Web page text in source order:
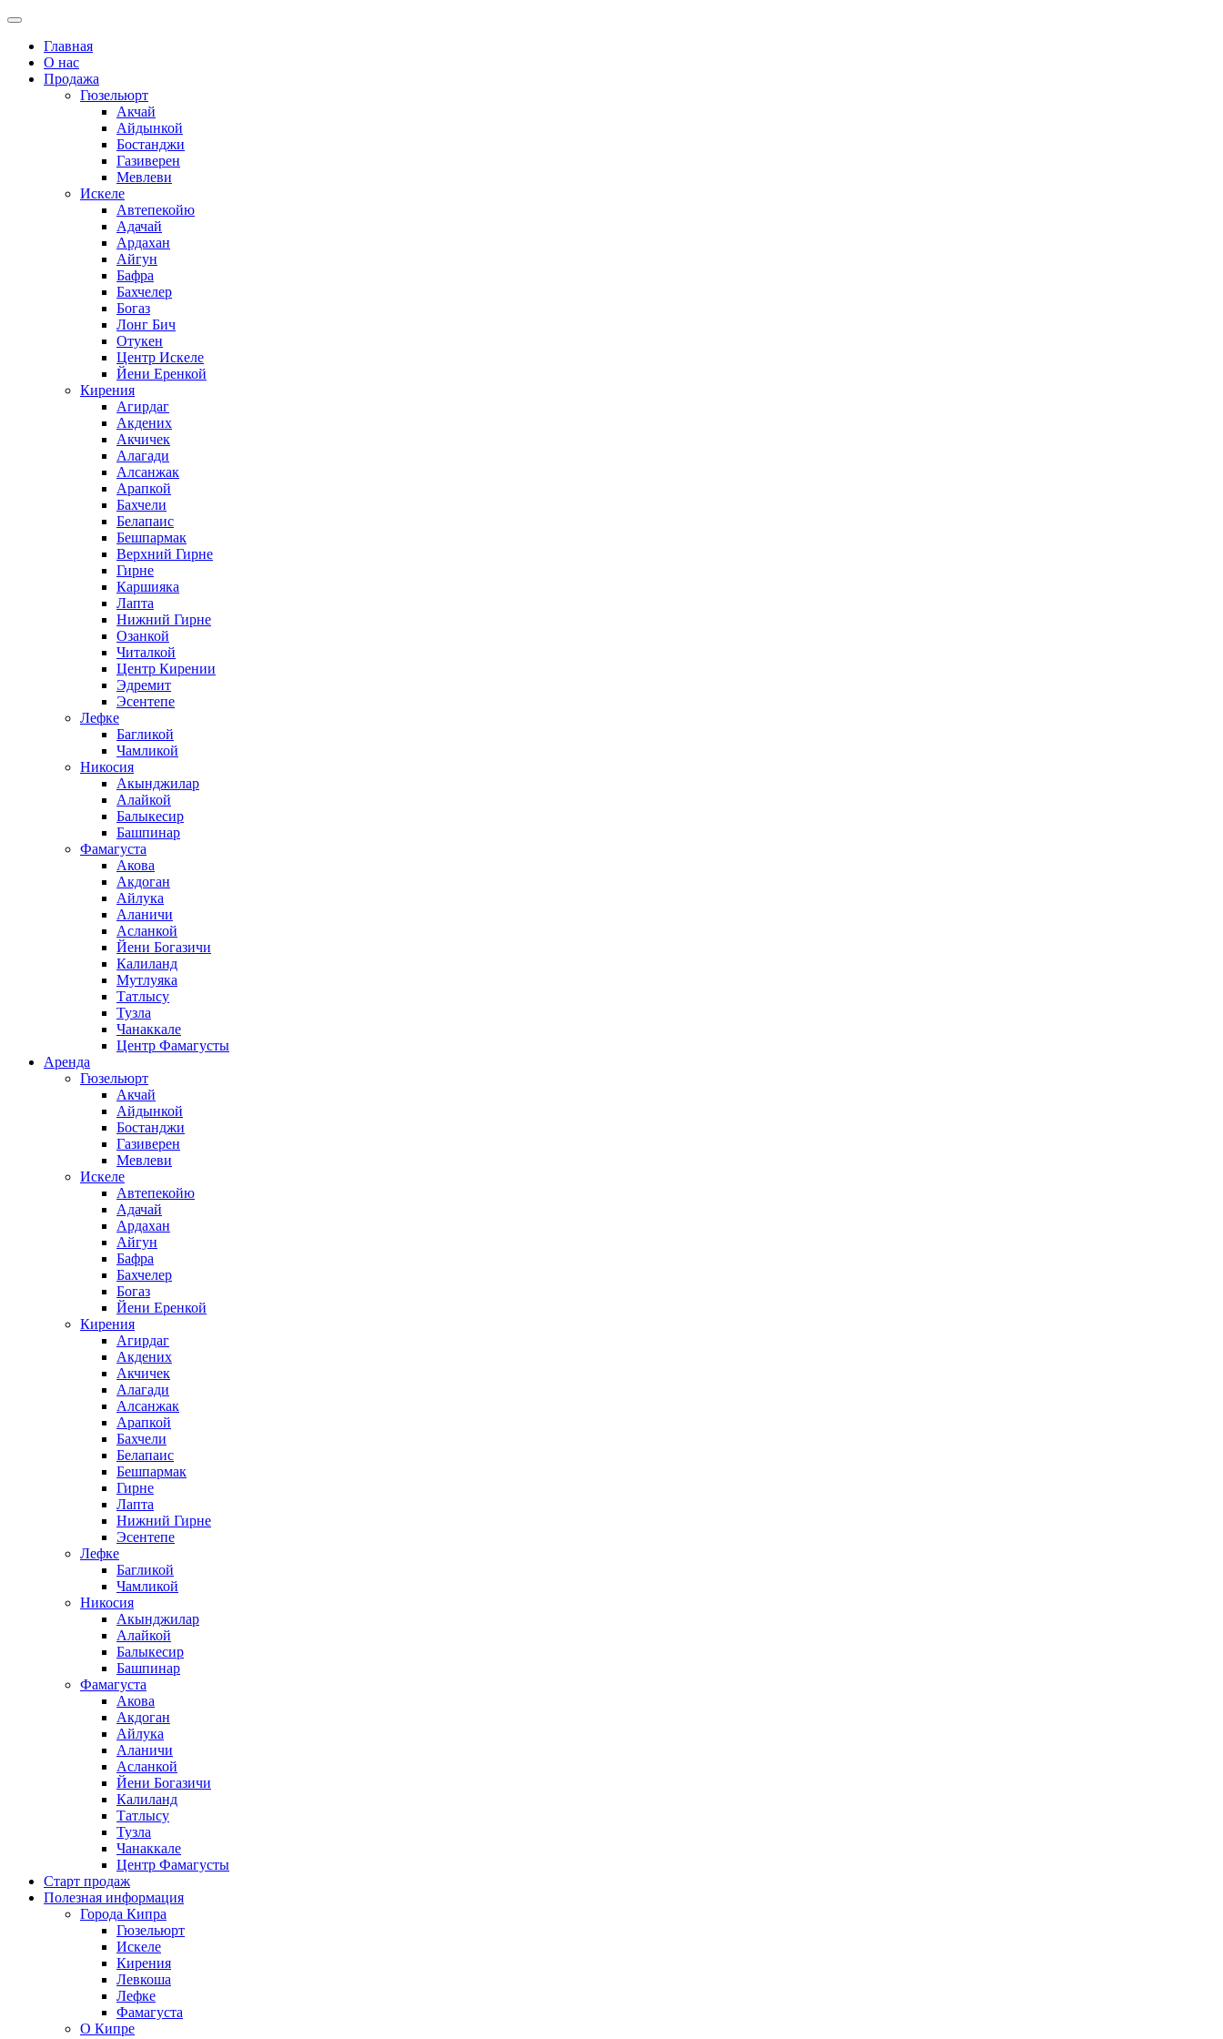
Главная
О нас
Продажа
Гюзельюрт
Акчай
Айдынкой
Бостанджи
Газиверен
Мевлеви
Искеле
Автепекойю
Адачай
Ардахан
Айгун
Бафра
Бахчелер
Богаз
Лонг Бич
Отукен
Центр Искеле
Йени Еренкой
Кирения
Агирдаг
Акдених
Акчичек
Алагади
Алсанжак
Арапкой
Бахчели
Белапаис
Бешпармак
Верхний Гирне
Гирне
Каршияка
Лапта
Нижний Гирне
Озанкой
Читалкой
Центр Кирении
Эдремит
Эсентепе
Лефке
Багликой
Чамликой
Никосия
Акынджилар
Алайкой
Балыкесир
Башпинар
Фамагуста
Акова
Акдоган
Айлука
Аланичи
Асланкой
Йени Богазичи
Калиланд
Мутлуяка
Татлысу
Тузла
Чанаккале
Центр Фамагусты
Аренда
Гюзельюрт
Акчай
Айдынкой
Бостанджи
Газиверен
Мевлеви
Искеле
Автепекойю
Адачай
Ардахан
Айгун
Бафра
Бахчелер
Богаз
Йени Еренкой
Кирения
Агирдаг
Акдених
Акчичек
Алагади
Алсанжак
Арапкой
Бахчели
Белапаис
Бешпармак
Гирне
Лапта
Нижний Гирне
Эсентепе
Лефке
Багликой
Чамликой
Никосия
Акынджилар
Алайкой
Балыкесир
Башпинар
Фамагуста
Акова
Акдоган
Айлука
Аланичи
Асланкой
Йени Богазичи
Калиланд
Татлысу
Тузла
Чанаккале
Центр Фамагусты
Старт продаж
Полезная информация
Города Кипра
Гюзельюрт
Искеле
Кирения
Левкоша
Лефке
Фамагуста
О Кипре